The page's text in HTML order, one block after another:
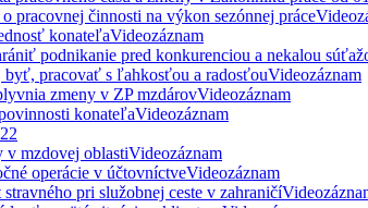
pracovnej činnosti na výkon sezónnej práce
konateľaVideozáznam
podnikanie pred konkurenciou a nekalou
pracovať s ľahkosťou a radosťouVideozáznam
zmeny v ZP mzdárovVideozáznam
konateľaVideozáznam
mzdovej oblastiVideozáznam
operácie v účtovníctveVideozáznam
pri služobnej ceste v zahraničí